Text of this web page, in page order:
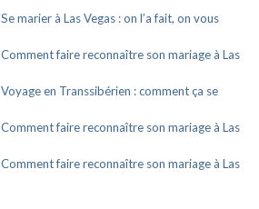
Se marier à Las Vegas : on l’a fait, on vous
Comment faire reconnaître son mariage à Las
Voyage en Transsibérien : comment ça se
Comment faire reconnaître son mariage à Las
Comment faire reconnaître son mariage à Las